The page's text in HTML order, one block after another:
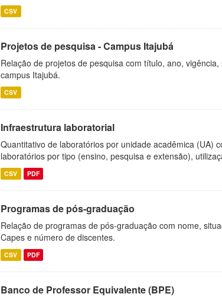
CSV
Projetos de pesquisa - Campus Itajubá
Relação de projetos de pesquisa com título, ano,
campus Itajubá.
CSV
Infraestrutura laboratorial
Quantitativo de laboratórios por unidade acadêmica (UA)
laboratórios por tipo (ensino, pesquisa e extensão),
CSV PDF
Programas de pós-graduação
Relação de programas de pós-graduação com nome,
Capes e número de discentes.
CSV PDF
Banco de Professor Equivalente (BPE)